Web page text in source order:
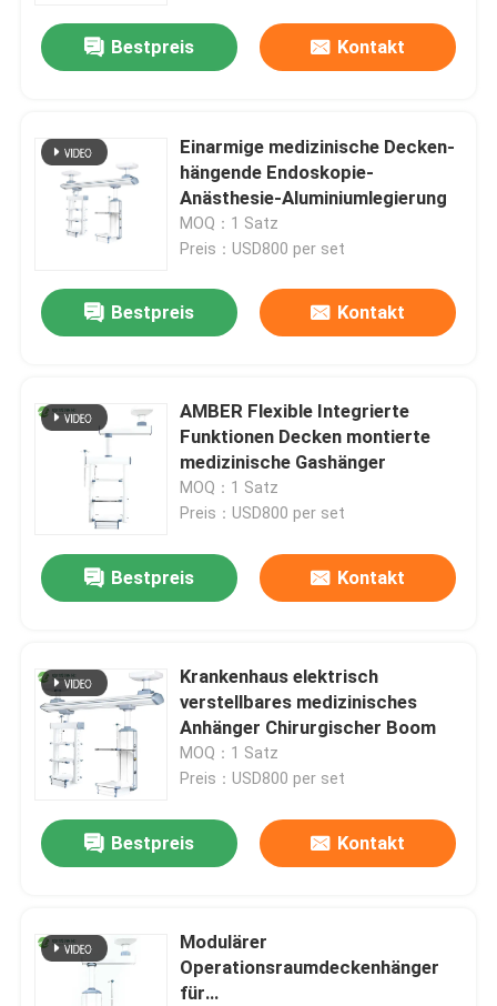
Bestpreis Kontakt
Einarmige medizinische Decken-
hängende Endoskopie-
Anästhesie-Aluminiumlegierung
MOQ：1 Satz
Preis：USD800 per set
Bestpreis Kontakt
AMBER Flexible Integrierte
Funktionen Decken montierte
medizinische Gashänger
MOQ：1 Satz
Preis：USD800 per set
Bestpreis Kontakt
Krankenhaus elektrisch
verstellbares medizinisches
Anhänger Chirurgischer Boom
MOQ：1 Satz
Preis：USD800 per set
Bestpreis Kontakt
Modulärer
Operationsraumdeckenhänger
für